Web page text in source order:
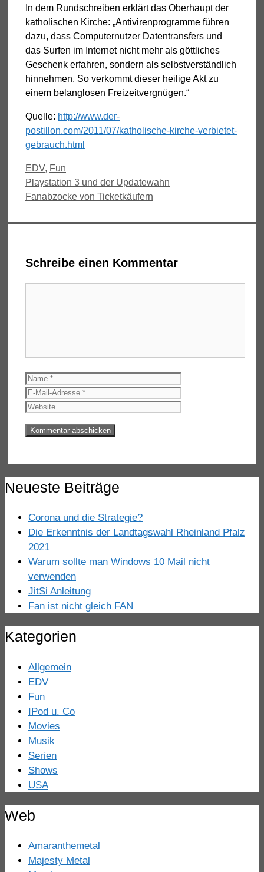
In dem Rundschreiben erklärt das Oberhaupt der
katholischen Kirche: „Antivirenprogramme führen
dazu, dass Computernutzer Datentransfers und
das Surfen im Internet nicht mehr als göttliches
Geschenk erfahren, sondern als selbstverständlich
hinnehmen. So verkommt dieser heilige Akt zu
einem belanglosen Freizeitvergnügen.“
Quelle: http://www.der-
postillon.com/2011/07/katholische-kirche-verbietet-
gebrauch.html
Kategorien
EDV, Fun
Playstation 3 und der Updatewahn
Fanabzocke von Ticketkäufern
Schreibe einen Kommentar
Name
Neueste Beiträge
Corona und die Strategie?
Die Erkenntnis der Landtagswahl Rheinland Pfalz
2021
Warum sollte man Windows 10 Mail nicht
verwenden
JitSi Anleitung
Fan ist nicht gleich FAN
Kategorien
Allgemein
EDV
Fun
IPod u. Co
Movies
Musik
Serien
Shows
USA
Web
Amaranthemetal
Majesty Metal